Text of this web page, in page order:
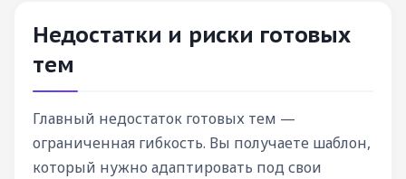
Недостатки и риски готовых
тем
Главный недостаток готовых тем —
ограниченная гибкость. Вы получаете шаблон,
который нужно адаптировать под свои